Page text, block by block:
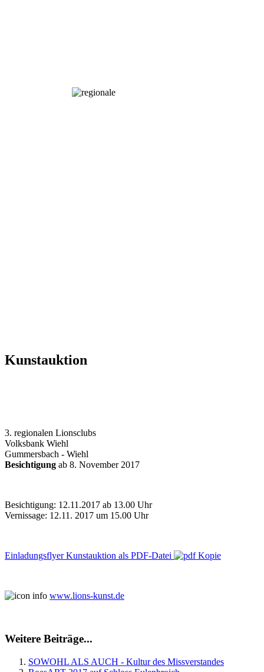
Kunstauktion
3. regionalen Lionsclubs
Volksbank Wiehl
Gummersbach - Wiehl
Besichtigung ab 8. November 2017
Besichtigung: 12.11.2017 ab 13.00 Uhr
Vernissage: 12.11. 2017 um 15.00 Uhr
Einladungsflyer Kunstauktion als PDF-Datei
www.lions-kunst.de
Weitere Beiträge...
SOWOHL ALS AUCH - Kultur des Missverstandes